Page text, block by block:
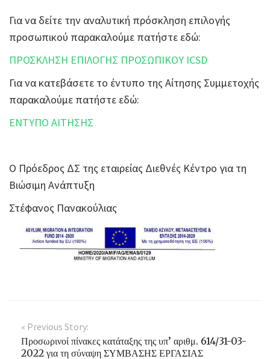
Για να δείτε την αναλυτική πρόσκληση επιλογής
προσωπικού παρακαλούμε πατήστε εδώ:
ΠΡΟΣΚΛΗΣΗ ΕΠΙΛΟΓΗΣ ΠΡΟΣΩΠΙΚΟΥ ICSD
Για να κατεβάσετε το έντυπο της Αίτησης Συμμετοχής
παρακαλούμε πατήστε εδώ:
ΕΝΤΥΠΟ ΑΙΤΗΣΗΣ
Ο Πρόεδρος ΔΣ της εταιρείας Διεθνές Κέντρο για τη
Βιώσιμη Ανάπτυξη
Στέφανος Πανακούλιας
« Previous Story:
Προσωρινοί πίνακες κατάταξης της υπ’ αριθμ. 614/31-03-
2022 για τη σύναψη ΣΥΜΒΑΣΗΣ ΕΡΓΑΣΙΑΣ